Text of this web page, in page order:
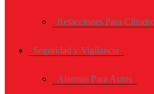
Refacciones Para
Seguridad y Vigilancia
Alarmas Para Autos